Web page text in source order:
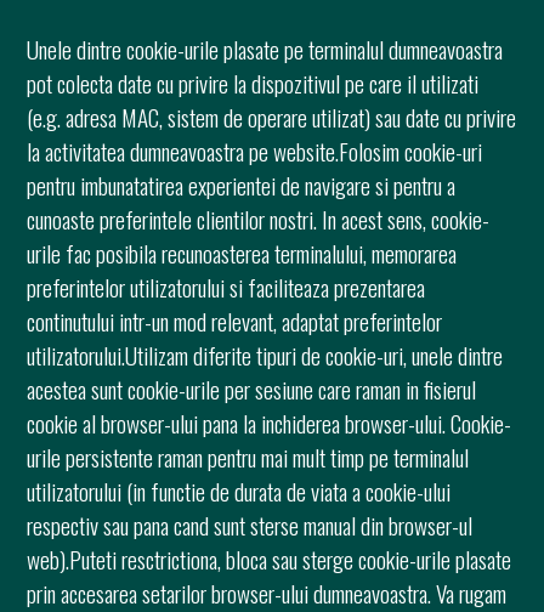
Unele dintre cookie-urile plasate pe terminalul dumneavoastra
pot colecta date cu privire la dispozitivul pe care il utilizati
(e.g. adresa MAC, sistem de operare utilizat) sau date cu privire
la activitatea dumneavoastra pe website.Folosim cookie-uri
pentru imbunatatirea experientei de navigare si pentru a
cunoaste preferintele clientilor nostri. In acest sens, cookie-
urile fac posibila recunoasterea terminalului, memorarea
preferintelor utilizatorului si faciliteaza prezentarea
continutului intr-un mod relevant, adaptat preferintelor
utilizatorului.Utilizam diferite tipuri de cookie-uri, unele dintre
acestea sunt cookie-urile per sesiune care raman in fisierul
cookie al browser-ului pana la inchiderea browser-ului. Cookie-
urile persistente raman pentru mai mult timp pe terminalul
utilizatorului (in functie de durata de viata a cookie-ului
respectiv sau pana cand sunt sterse manual din browser-ul
web).Puteti resctrictiona, bloca sau sterge cookie-urile plasate
prin accesarea setarilor browser-ului dumneavoastra. Va rugam